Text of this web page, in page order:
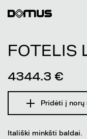
FOTELIS
4344.3 €
Pridėti į norų
Itališki minkšti baldai.